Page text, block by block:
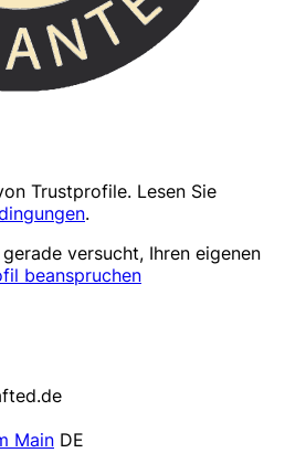
Trustprofile. Lesen Sie
.
versucht, Ihren eigenen
beanspruchen
Main DE